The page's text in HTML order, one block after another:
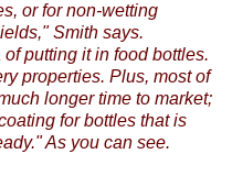
or for non-wetting
Smith says.
putting it in food bottles.
properties. Plus, most of
longer time to market;
for bottles that is
As you can see.